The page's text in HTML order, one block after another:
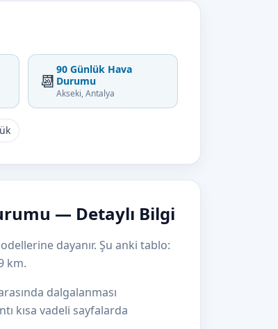
📆
90 Günlük Hava
Durumu
Akseki, Antalya
— Detaylı Bilgi
dayanır. Şu anki tablo:
km.
dalgalanması
kısa vadeli sayfalarda